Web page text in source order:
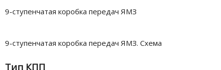
9-ступенчатая коробка передач ЯМЗ
9-ступенчатая коробка передач ЯМЗ. Схема
Тип КПП